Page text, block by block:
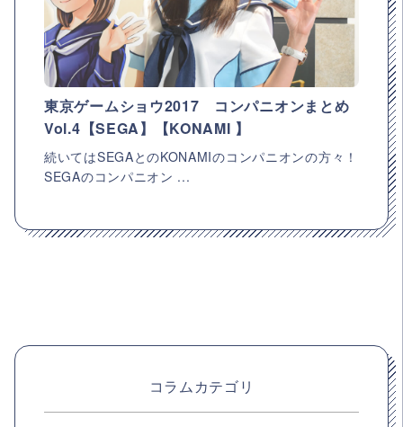
東京ゲームショウ2017 コンパニオンまとめ
Vol.4【SEGA】【KONAMI 】
続いてはSEGAとのKONAMIのコンパニオンの方々！
SEGAのコンパニオン ...
コラムカテゴリ